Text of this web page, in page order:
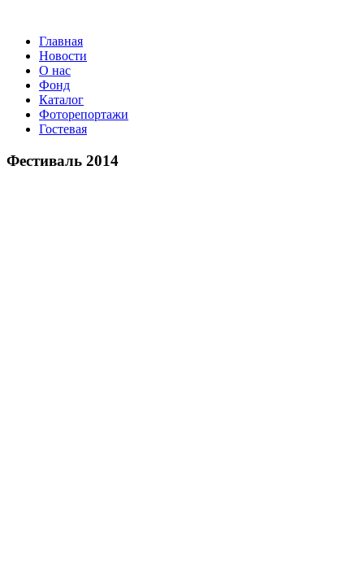
Главная
Новости
О нас
Фонд
Каталог
Фоторепортажи
Гостевая
Фестиваль 2014